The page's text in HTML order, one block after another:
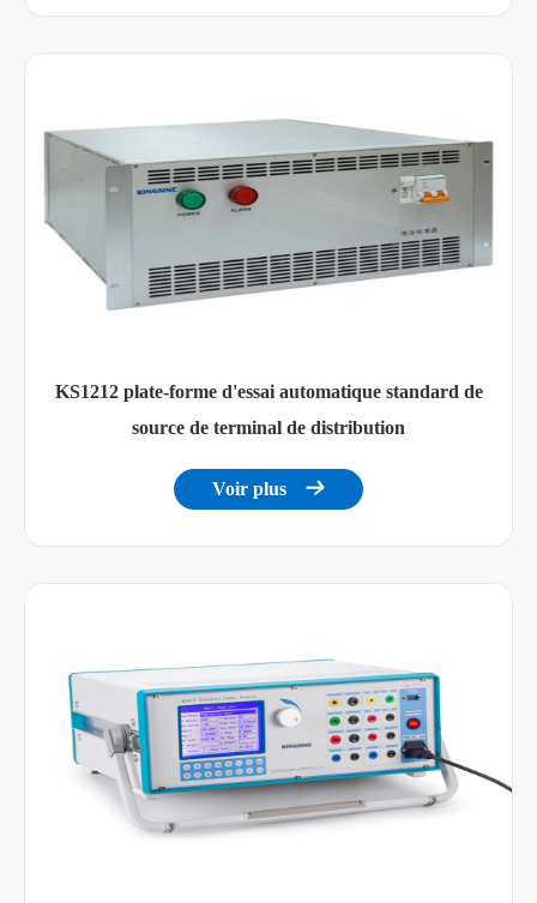
KS1212 plate-forme d'essai automatique standard de
source de terminal de distribution
Voir plus 